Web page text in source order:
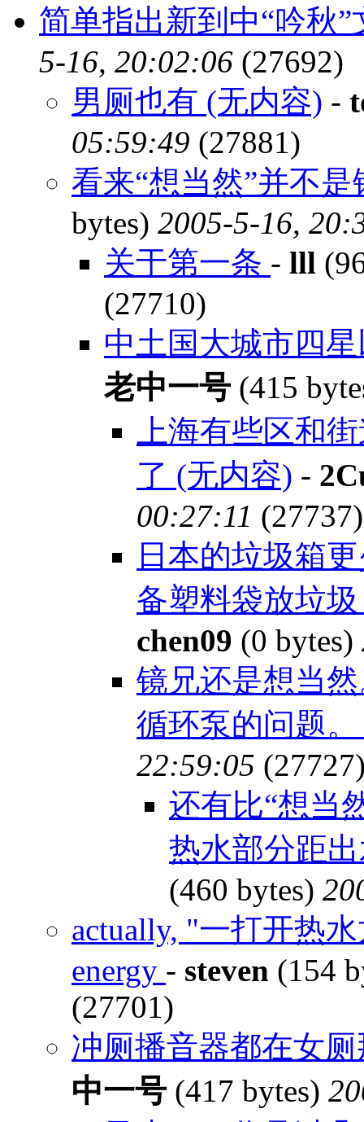
简单指出新到中“吟秋
5-16, 20:02:06 (27692)
男厕也有 (无内容) -
05:59:49 (27881)
看来“想当然”并不
bytes) 2005-5-16,
关于第一条 - lll
(27710)
中土国大城市四
老中一号(415
上海有些区和
了 (无内容) -
00:27:11 (27737)
日本的垃圾箱
备塑料袋放垃
chen09 (0 bytes)
镜兄还是想当
循环泵的问题
22:59:05
还有比“想当
热水部分距
(460 bytes)
actually, "一打开热
energy - steven (154
(27701)
冲厕播音器都在女
中一号(417 bytes)